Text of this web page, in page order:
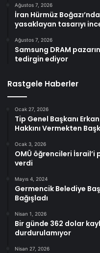
Ağustos 7, 2026
İran Hürmüz
yasaklayan tasarıyı
Ağustos 7, 2026
Samsung DRAM
tedirgin ediyor
Rastgele Haberler
Ocak 27, 2026
Tip Genel Başkanı
Hakkını Vermekten
Ocak 3, 2026
OMÜ öğrencileri
verdi
Mayıs 4, 2024
Germencik Belediye
Bağışladı
Nisan 1, 2026
Bir günde 362 dolar
durdurulamıyor
Nisan 27, 2026